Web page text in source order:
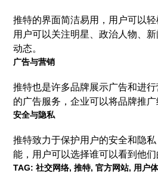
推特的界面简洁易用，用户可以轻
用户可以关注明星、政治人物、
动态。
广告与营销
推特也是许多品牌展示广告和进
的广告服务，企业可以将品牌推广
安全与隐私
推特致力于保护用户的安全和隐
能，用户可以选择谁可以看到他们
TAG: 社交网络, 推特, 官方网站, 用户